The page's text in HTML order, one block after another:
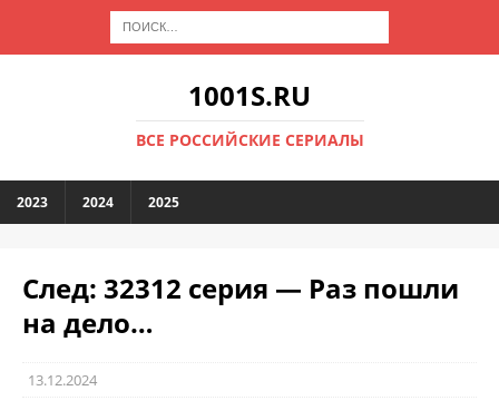
1001S.RU
ВСЕ РОССИЙСКИЕ СЕРИАЛЫ
2023 2024 2025
След: 32312 серия — Раз пошли
на дело…
13.12.2024